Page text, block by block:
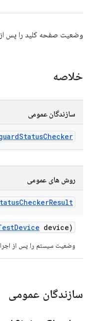
وضعیت صفحه کلید را پس
خلاصه
سازندگان عمومی
StatusChecker
روش های عمومی
CheckerResult
Device device)
وضعیت سیستم را پس از
سازندگان عمومی